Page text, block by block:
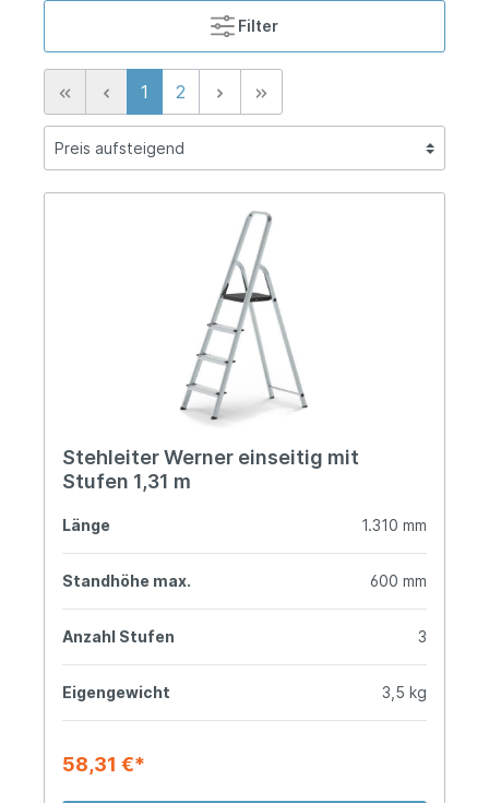
Filter
1 2
Stehleiter Werner einseitig mit
Stufen 1,31 m
Länge 1.310 mm
Standhöhe max. 600 mm
Anzahl Stufen 3
Eigengewicht 3,5 kg
58,31 €*